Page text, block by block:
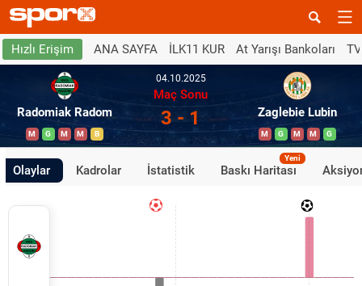
Hızlı Erişim ANA SAYFA İLK11 KUR At Yarışı Bankoları
Radomiak Radom
M G M M B
04.10.2025
Maç Sonu
3 - 1 Zaglebie Lubin
M G M M G
Olaylar Kadrolar İstatistik Baskı Haritası
Yeni